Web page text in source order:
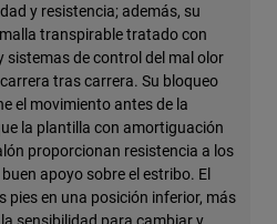
y resistencia; además, su
transpirable tratado con
de control del mal olor
tras carrera. Su bloqueo
el movimiento antes de la
la plantilla con amortiguación
proporcionan resistencia a los
apoyo sobre el estribo. El
pies en una posición inferior, más